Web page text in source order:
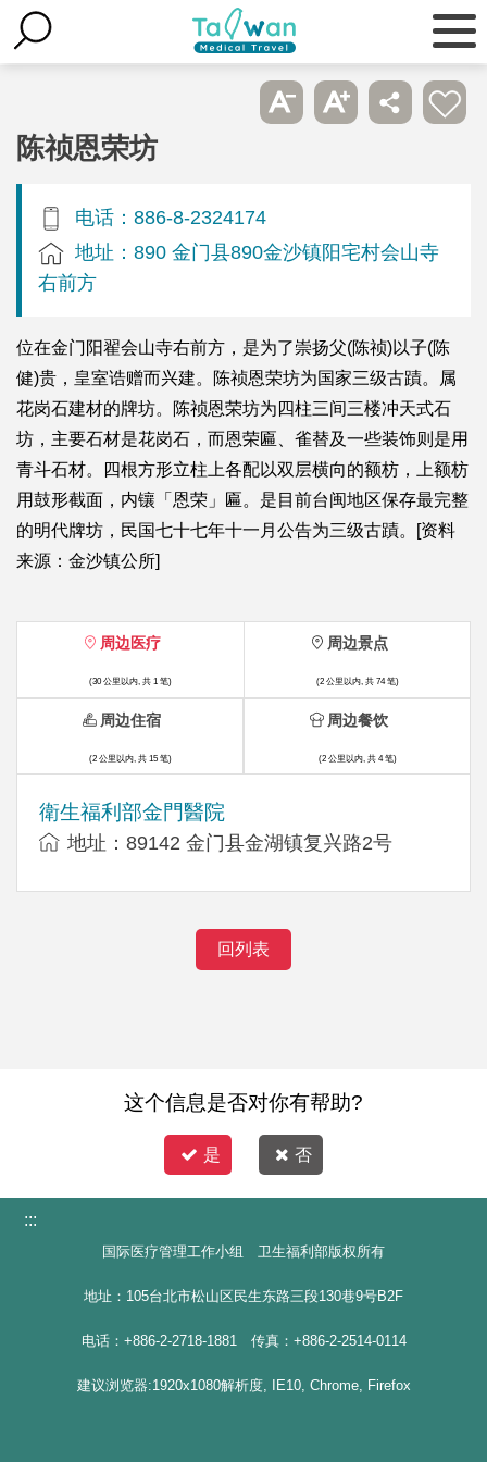
陈祯恩荣坊
电话：886-8-2324174
地址：890 金门县890金沙镇阳宅村会山寺
右前方
位在金门阳翟会山寺右前方，是为了崇扬父(陈祯)以子(陈
健)贵，皇室诰赠而兴建。陈祯恩荣坊为国家三级古蹟。属
花岗石建材的牌坊。陈祯恩荣坊为四柱三间三楼冲天式石
坊，主要石材是花岗石，而恩荣匾、雀替及一些装饰则是用
青斗石材。四根方形立柱上各配以双层横向的额枋，上额枋
用鼓形截面，内镶「恩荣」匾。是目前台闽地区保存最完整
的明代牌坊，民国七十七年十一月公告为三级古蹟。[资料
来源：金沙镇公所]
周边医疗
(30 公里以内, 共 1 笔)
衛生福利部金門醫院
地址：89142 金门县金湖镇复兴路2号
周边景点
(2 公里以内, 共 74 笔)
周边住宿
(2 公里以内, 共 15 笔)
周边餐饮
(2 公里以内, 共 4 笔)
回列表
这个信息是否对你有帮助?
是 否
:::
国际医疗管理工作小组 卫生福利部版权所有
地址：105台北市松山区民生东路三段130巷9号B2F
电话：+886-2-2718-1881 传真：+886-2-2514-0114
建议浏览器:1920x1080解析度, IE10, Chrome, Firefox